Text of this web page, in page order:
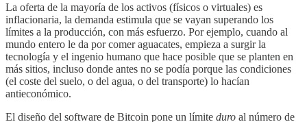
La oferta de la mayoría de los activos (físicos o virtuales) es
inflacionaria, la demanda estimula que se vayan superando los
límites a la producción, con más esfuerzo. Por ejemplo, cuando al
mundo entero le da por comer aguacates, empieza a surgir la
tecnología y el ingenio humano que hace posible que se planten en
más sitios, incluso donde antes no se podía porque las condiciones
(el coste del suelo, o del agua, o del transporte) lo hacían
antieconómico.
El diseño del software de Bitcoin pone un límite duro al número de